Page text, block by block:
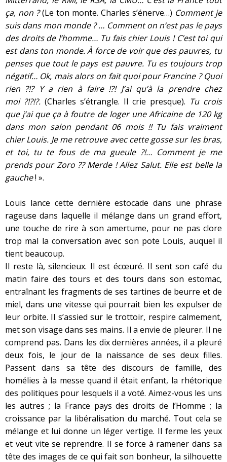
ça, non ?(Le ton monte. Charles s’énerve…) Comment je
suis dans mon monde ? … Comment on n’est pas le pays
des droits de l’homme… Tu fais chier Louis ! C’est toi qui
est dans ton monde. À force de voir que des pauvres, tu
penses que tout le pays est pauvre. Tu es toujours trop
négatif… Ok, mais alors on fait quoi pour Francine ? Quoi
rien ?!? Y a rien à faire !?! J’ai qu’à la prendre chez
moi ?!?!?. (Charles s’étrangle. Il crie presque). Tu crois
que j’ai que ça à foutre de loger une Africaine de 120 kg
dans mon salon pendant 06 mois !! Tu fais vraiment
chier Louis. Je me retrouve avec cette gosse sur les bras,
et toi, tu te fous de ma gueule ?!… Comment je me
prends pour Zoro ?? Merde ! Allez Salut. Elle est belle la
gauche! ».
Louis lance cette dernière estocade dans une phrase
rageuse dans laquelle il mélange dans un grand effort,
une touche de rire à son amertume, pour ne pas clore
trop mal la conversation avec son pote Louis, auquel il
tient beaucoup.
Il reste là, silencieux. Il est écœuré. Il sent son café du
matin faire des tours et des tours dans son estomac,
entraînant les fragments de ses tartines de beurre et de
miel, dans une vitesse qui pourrait bien les expulser de
leur orbite. Il s’assied sur le trottoir, respire calmement,
met son visage dans ses mains. Il a envie de pleurer. Il ne
comprend pas. Dans les dix dernières années, il a pleuré
deux fois, le jour de la naissance de ses deux filles.
Passent dans sa tête des discours de famille, des
homélies à la messe quand il était enfant, la rhétorique
des politiques pour lesquels il a voté. Aimez-vous les uns
les autres ; la France pays des droits de l’Homme ; la
croissance par la libéralisation du marché. Tout cela se
mélange et lui donne un léger vertige. Il ferme les yeux
et veut vite se reprendre. Il se force à ramener dans sa
tête des images de ce qui fait son bonheur, la silhouette